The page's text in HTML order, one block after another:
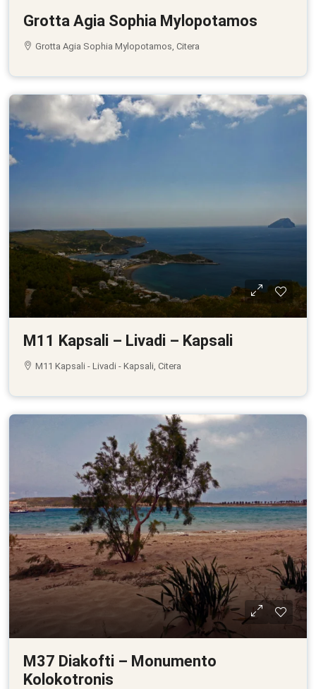
Grotta Agia Sophia Mylopotamos
Grotta Agia Sophia Mylopotamos, Citera
M11 Kapsali – Livadi – Kapsali
M11 Kapsali - Livadi - Kapsali, Citera
M37 Diakofti – Monumento
Kolokotronis